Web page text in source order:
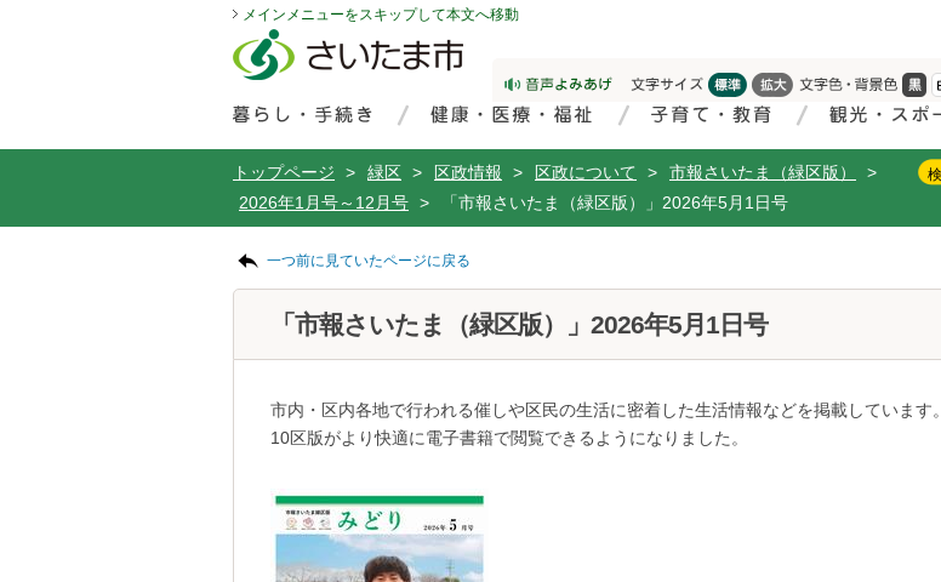
メインメニューをスキップして本文へ移動
トップページ > 緑区 > 区政情報 > 区政について > 市報さいたま（緑区版）
>
2026年1月号～12月号 > 「市報さいたま（緑区版）」2026年5月1日号
一つ前に見ていたページに戻る
「市報さいたま（緑区版）」2026年5月1日号
市内・区内各地で行われる催しや区民の生活に密着した生活情報などを掲載しています。
10区版がより快適に電子書籍で閲覧できるようになりました。